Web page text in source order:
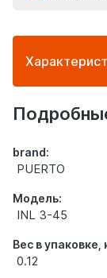
Подробная
о
товаре
brand:
PUERTO
Модель:
INL 3-45
Вес в упаковке,
0.12